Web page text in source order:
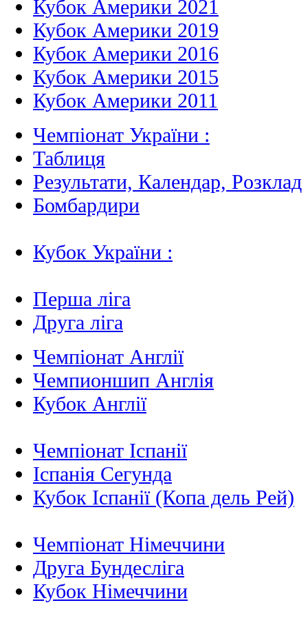
Кубок Америки 2021
Кубок Америки 2019
Кубок Америки 2016
Кубок Америки 2015
Кубок Америки 2011
Чемпіонат України :
Таблиця
Результати, Календар, Poзклад
Бомбардири
Кубок України :
Перша ліга
Друга ліга
Чемпіонат Англії
Чемпионшип Англія
Кубок Англії
Чемпіонат Іспанії
Іспанія Сегунда
Кубок Іспанії (Копа дель Рей)
Чемпіонат Німеччини
Друга Бундесліга
Кубок Німеччини